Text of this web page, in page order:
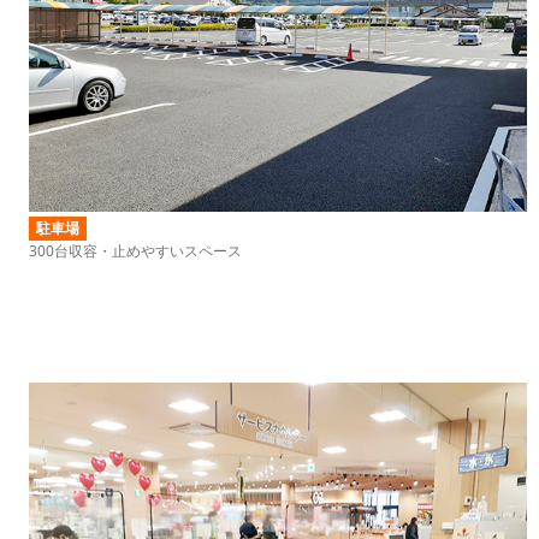
駐車場
300台収容・止めやすいスペース